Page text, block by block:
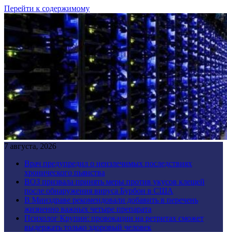
Перейти к содержимому
7 августа, 2026
Врач предупредил о неизлечимых последствиях
хронического пьянства
ВОЗ призвала принять меры против укусов клещей
после обнаружения вируса Бурбон в США
В Минздраве рекомендовали добавить в перечень
жизненно важных четыре препарата
Психолог Крупин: провокации на ретритах сможет
выдержать только здоровый человек